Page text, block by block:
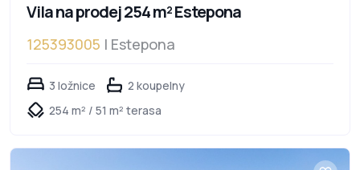
Vila na prodej 254 m² Estepona
125393005 | Estepona
3 ložnice
2 koupelny
254 m² / 51 m² terasa